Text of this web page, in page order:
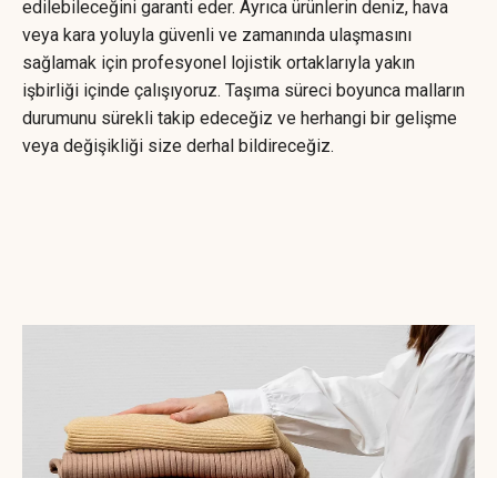
edilebileceğini garanti eder. Ayrıca ürünlerin deniz, hava
veya kara yoluyla güvenli ve zamanında ulaşmasını
sağlamak için profesyonel lojistik ortaklarıyla yakın
işbirliği içinde çalışıyoruz. Taşıma süreci boyunca malların
durumunu sürekli takip edeceğiz ve herhangi bir gelişme
veya değişikliği size derhal bildireceğiz.